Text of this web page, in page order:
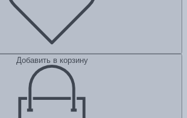
Добавить в корзину